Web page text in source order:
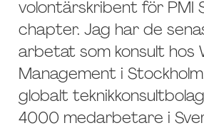
volontärskribent för PMI
chapter. Jag har de
arbetat som konsult hos
Management i
globalt
4000 medarbetare i